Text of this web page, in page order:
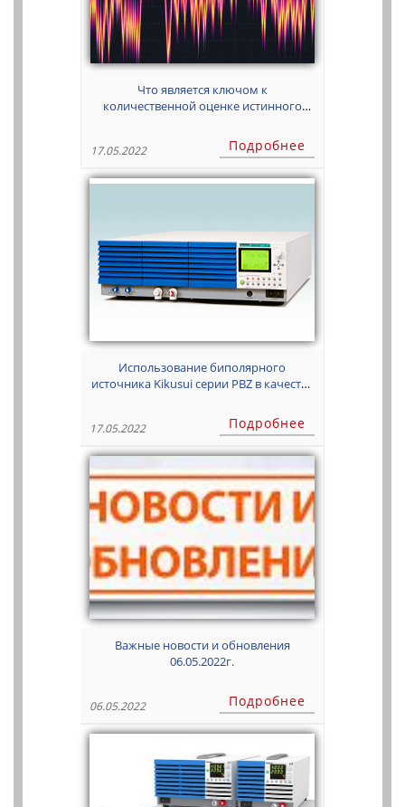
Что является ключом к
количественной оценке истинного
17.05.2022 Подробнее
Использование биполярного
источника Kikusui серии PBZ в качестве
рабочих частот.
17.05.2022 Подробнее
Важные новости и обновления
06.05.2022г.
06.05.2022 Подробнее